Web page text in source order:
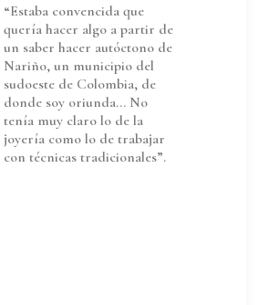
“Estaba convencida que
quería hacer algo a partir de
un saber hacer autóctono de
Nariño, un municipio del
sudoeste de Colombia, de
donde soy oriunda… No
tenía muy claro lo de la
joyería como lo de trabajar
con técnicas tradicionales”.